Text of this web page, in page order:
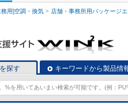
務用]空調・換気 店舗・事務所用パッケージ
探す キーワードから製品情